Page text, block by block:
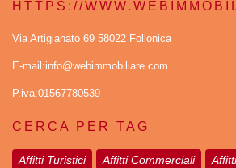
HTTPS://
Via Artigianato 69 58022 Follonica
E-mail:info@webimmobiliare.com
P.iva:01567780539
CERCA PER TAG
Affitti Turistici Affitti Commerciali